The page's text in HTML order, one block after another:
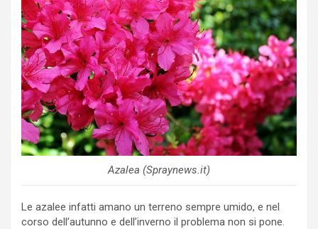
Azalea (Spraynews.it)
Le azalee infatti amano un terreno sempre umido, e nel
corso dell’autunno e dell’inverno il problema non si pone.